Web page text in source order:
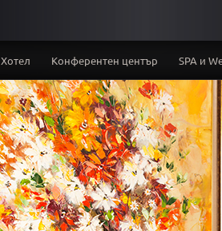
Хотел Конферентен център SPA и